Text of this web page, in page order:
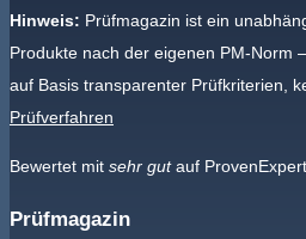
Hinweis: Prüfmagazin ist ein
Produkte nach der eigenen PM-Norm
auf Basis transparenter Prüfkriterien,
Prüfverfahren
Bewertet mit sehr gutauf ProvenExpert.
Prüfmagazin